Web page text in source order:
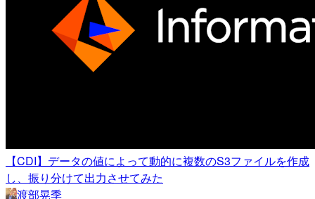
【CDI】データの値によって動的に複数のS3ファイルを作成
し、振り分けて出力させてみた
渡部晃季